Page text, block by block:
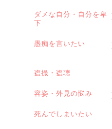
ダメな自分・自分を卑
下
愚痴を言いたい
盗撮・盗聴
容姿・外見の悩み
死んでしまいたい